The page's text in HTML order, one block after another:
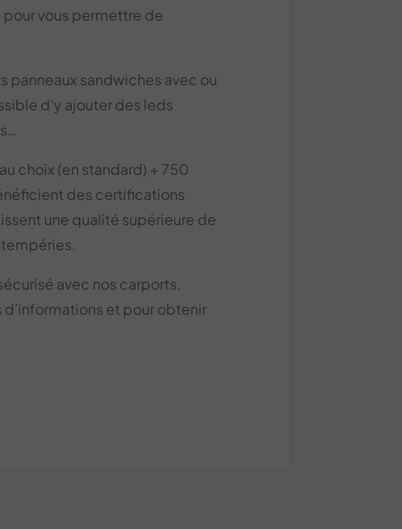
vous permettre de
sandwiches avec ou
d’y ajouter des leds
choix (en standard) + 750
des certifications
une qualité supérieure de
avec nos carports.
et pour obtenir